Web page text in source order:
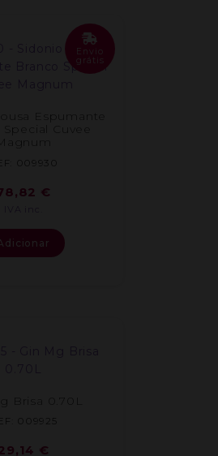
Espumante
Special Cuvee
Magnum
009930
€
Envio
grátis
Brisa 0.70L
009925
€